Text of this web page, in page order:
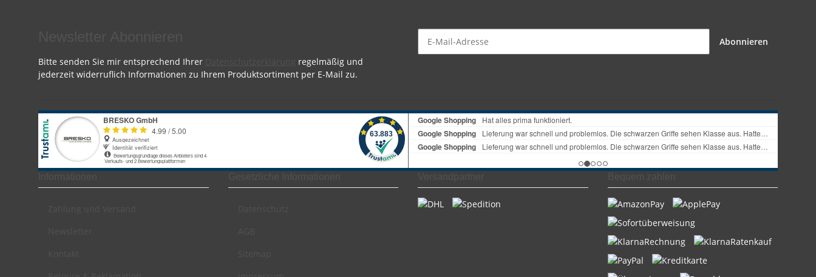
Bitte senden Sie mir entsprechend Ihrer
regelmäßig und
jederzeit widerruflich Informationen zu Ihrem Produktsortiment per E-Mail zu.
Abonnieren